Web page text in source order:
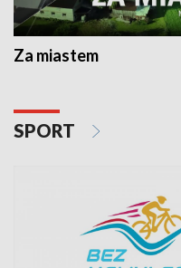
Za miastem
SPORT